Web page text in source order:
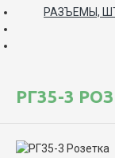
РАЗЪЕМЫ,
РГ35-3